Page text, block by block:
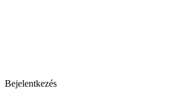
Bejelentkezés